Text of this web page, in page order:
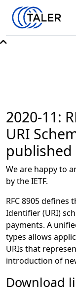
2020-11:
URI
published
We are happy to
by the IETF.
RFC 8905
Identifier (URI)
payments. A
types allows
URIs that
introduction of
Download